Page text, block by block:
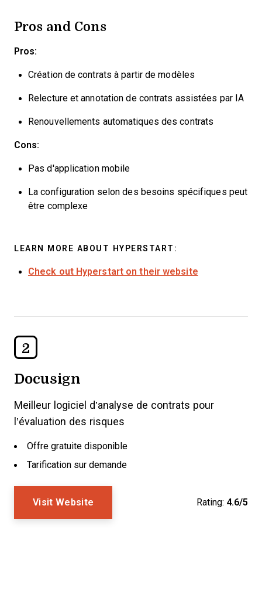
Pros and Cons
Pros:
Création de contrats à partir de modèles
Relecture et annotation de contrats assistées par IA
Renouvellements automatiques des contrats
Cons:
Pas d'application mobile
La configuration selon des besoins spécifiques peut
être complexe
LEARN MORE ABOUT HYPERSTART:
Check out Hyperstart on their website
2
Docusign
Meilleur logiciel d’analyse de contrats pour
l’évaluation des risques
Offre gratuite disponible
Tarification sur demande
Visit Website Rating: 4.6/5